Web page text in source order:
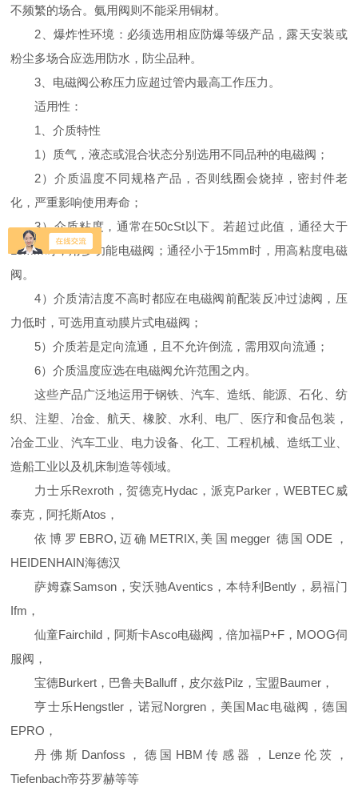
不频繁的场合。氨用阀则不能采用铜材。
2、爆炸性环境：必须选用相应防爆等级产品，露天安装或
粉尘多场合应选用防水，防尘品种。
3、电磁阀公称压力应超过管内最高工作压力。
适用性：
1、介质特性
1）质气，液态或混合状态分别选用不同品种的电磁阀；
2）介质温度不同规格产品，否则线圈会烧掉，密封件老
化，严重影响使用寿命；
3）介质粘度，通常在50cSt以下。若超过此值，通径大于
15mm时，用多功能电磁阀；通径小于15mm时，用高粘度电磁
阀。
4）介质清洁度不高时都应在电磁阀前配装反冲过滤阀，压
力低时，可选用直动膜片式电磁阀；
5）介质若是定向流通，且不允许倒流，需用双向流通；
6）介质温度应选在电磁阀允许范围之内。
这些产品广泛地运用于钢铁、汽车、造纸、能源、石化、纺
织、注塑、冶金、航天、橡胶、水利、电厂、医疗和食品包装，
冶金工业、汽车工业、电力设备、化工、工程机械、造纸工业、
造船工业以及机床制造等领域。
力士乐Rexroth，贺德克Hydac，派克Parker，WEBTEC威
泰克，阿托斯Atos，
依博罗EBRO,迈确METRIX,美国megger 德国ODE，
HEIDENHAIN海德汉
萨姆森Samson，安沃驰Aventics，本特利Bently，易福门
Ifm，
仙童Fairchild，阿斯卡Asco电磁阀，倍加福P+F，MOOG伺
服阀，
宝德Burkert，巴鲁夫Balluff，皮尔兹Pilz，宝盟Baumer，
亨士乐Hengstler，诺冠Norgren，美国Mac电磁阀，德国
EPRO，
丹佛斯Danfoss，德国HBM传感器，Lenze伦茨，
Tiefenbach帝芬罗赫等等